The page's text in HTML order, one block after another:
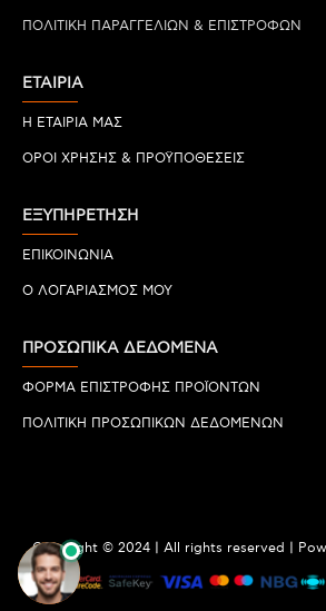
ΠΟΛΙΤΙΚΗ ΠΑΡΑΓΓΕΛΙΩΝ & ΕΠΙΣΤΡΟΦΩΝ
ΕΤΑΙΡΙΑ
Η ΕΤΑΙΡΙΑ ΜΑΣ
ΟΡΟΙ ΧΡΗΣΗΣ & ΠΡΟΫΠΟΘΕΣΕΙΣ
ΕΞΥΠΗΡΕΤΗΣΗ
ΕΠΙΚΟΙΝΩΝΙΑ
Ο ΛΟΓΑΡΙΑΣΜΟΣ ΜΟΥ
ΠΡΟΣΩΠΙΚΑ ΔΕΔΟΜΕΝΑ
ΦΟΡΜΑ ΕΠΙΣΤΡΟΦΗΣ ΠΡΟΪΟΝΤΩΝ
ΠΟΛΙΤΙΚΗ ΠΡΟΣΩΠΙΚΩΝ ΔΕΔΟΜΕΝΩΝ
Copyright © 2024 | All rights reserved |